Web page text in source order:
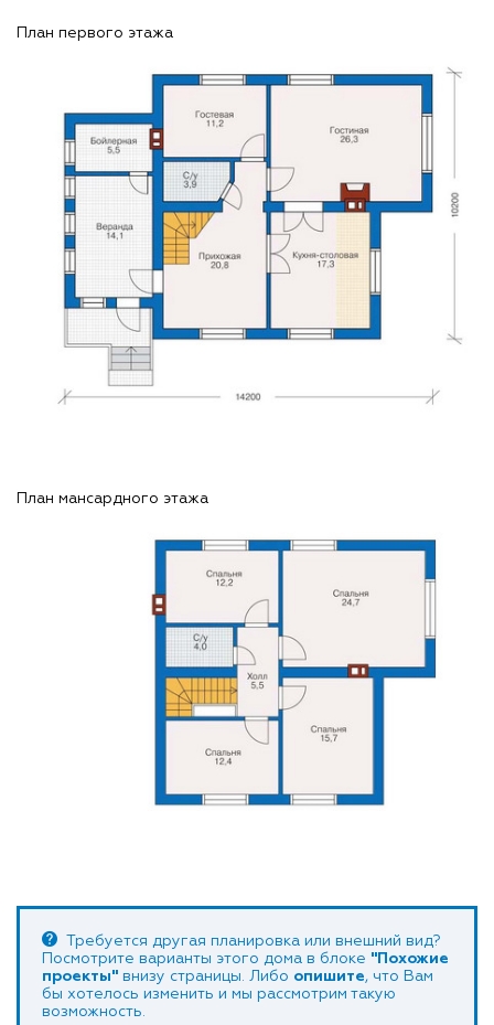
План первого этажа
План мансардного этажа
Требуется другая планировка или внешний вид?
Посмотрите варианты этого дома в блоке "Похожие
проекты" внизу страницы. Либо опишите, что Вам
бы хотелось изменить и мы рассмотрим такую
возможность.